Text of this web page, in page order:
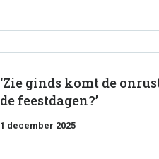
‘Zie ginds komt de
de feestdagen?’
1 december 2025